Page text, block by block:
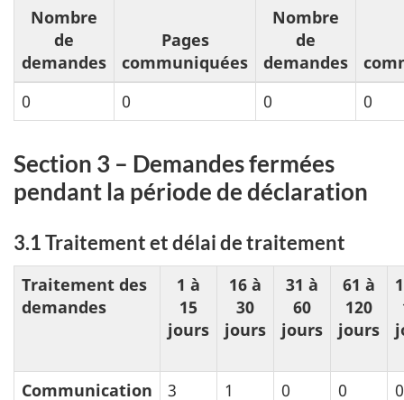
Nombre
de
demandes
Pages
communiquées
Nombre
de
demandes
0
0 0 0
Section 3 – Demandes fermées
pendant la période de déclaration
3.1 Traitement et délai de traitement
Traitement des
demandes
1 à
15
jours
16 à
30
jours
31 à
60
jours
61 à
120
jours
Communication
3 1 0 0 0